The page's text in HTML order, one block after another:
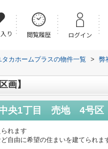
り 閲覧履歴 ログイン
タカホームプラスの物件一覧 >
弊
画】
中央1丁目 売地 4号区
れます
自由に希望の住まいを建てられま